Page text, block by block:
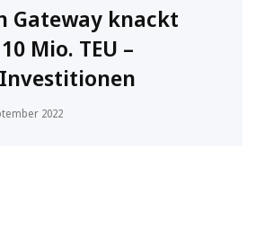
Gateway knackt
Mio. TEU –
2022